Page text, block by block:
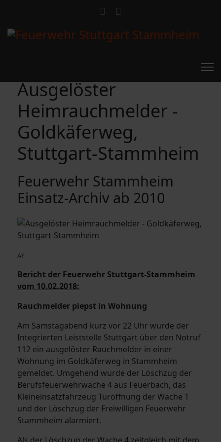
Feuerwehr Stammheim
Einsatz-Archiv ab 2010
Ausgelöster
Heimrauchmelder -
Goldkäferweg,
Stuttgart-Stammheim
AF
Bericht der Feuerwehr Stuttgart-Stammheim
vom 10.02.2018:
Rauchmelder piepst in Wohnung
Am Samstagabend kurz vor 22 Uhr wurde der
Integrierten Leiststelle Stuttgart über den Notruf
112 ein ausgelöster Rauchmelder in einer
Wohnung im Goldkäferweg in Stammheim
gemeldet. Umgehend wurde der Löschzug der
Berufsfeuerwehrwache 4 aus Feuerbach, das
Kleineinsatzfahrzeug Türöffnung der Wache 1
und der Löschzug der Freiwilligen Feuerwehr
Stammheim alarmiert.